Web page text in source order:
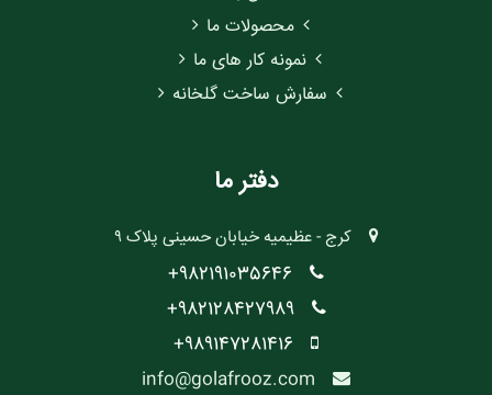
محصولات ما
نمونه کار های ما
سفارش ساخت گلخانه
دفتر ما
کرج - عظیمیه خیابان حسینی پلاک ۹
982191035646+
982128427989+
989147281416+
info@golafrooz.com